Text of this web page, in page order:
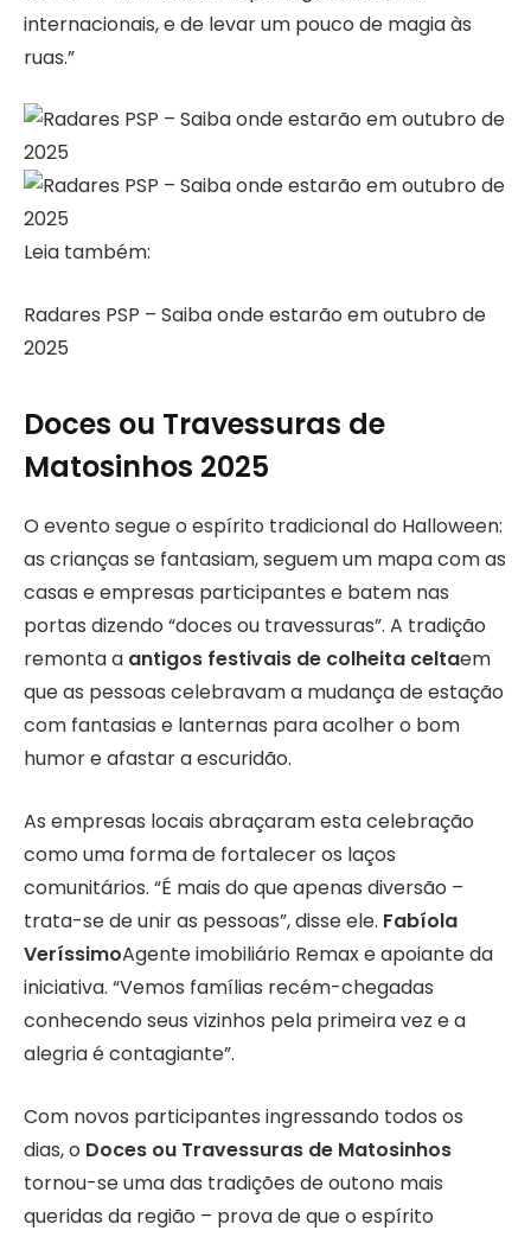
internacionais, e de levar um pouco de magia às
ruas.”
Leia também:
Radares PSP – Saiba onde estarão em outubro de
2025
Doces ou Travessuras de
Matosinhos 2025
O evento segue o espírito tradicional do Halloween:
as crianças se fantasiam, seguem um mapa com as
casas e empresas participantes e batem nas
portas dizendo “doces ou travessuras”. A tradição
remonta a antigos festivais de colheita celtaem
que as pessoas celebravam a mudança de estação
com fantasias e lanternas para acolher o bom
humor e afastar a escuridão.
As empresas locais abraçaram esta celebração
como uma forma de fortalecer os laços
comunitários. “É mais do que apenas diversão –
trata-se de unir as pessoas”, disse ele. Fabíola
VeríssimoAgente imobiliário Remax e apoiante da
iniciativa. “Vemos famílias recém-chegadas
conhecendo seus vizinhos pela primeira vez e a
alegria é contagiante”.
Com novos participantes ingressando todos os
dias, o Doces ou Travessuras de Matosinhos
tornou-se uma das tradições de outono mais
queridas da região – prova de que o espírito